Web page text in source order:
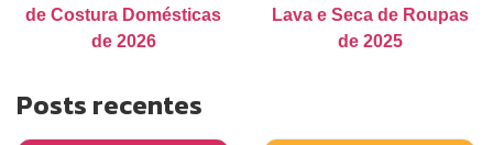
de Costura Domésticas
de 2026
Lava e Seca de Roupas
de 2025
Posts recentes